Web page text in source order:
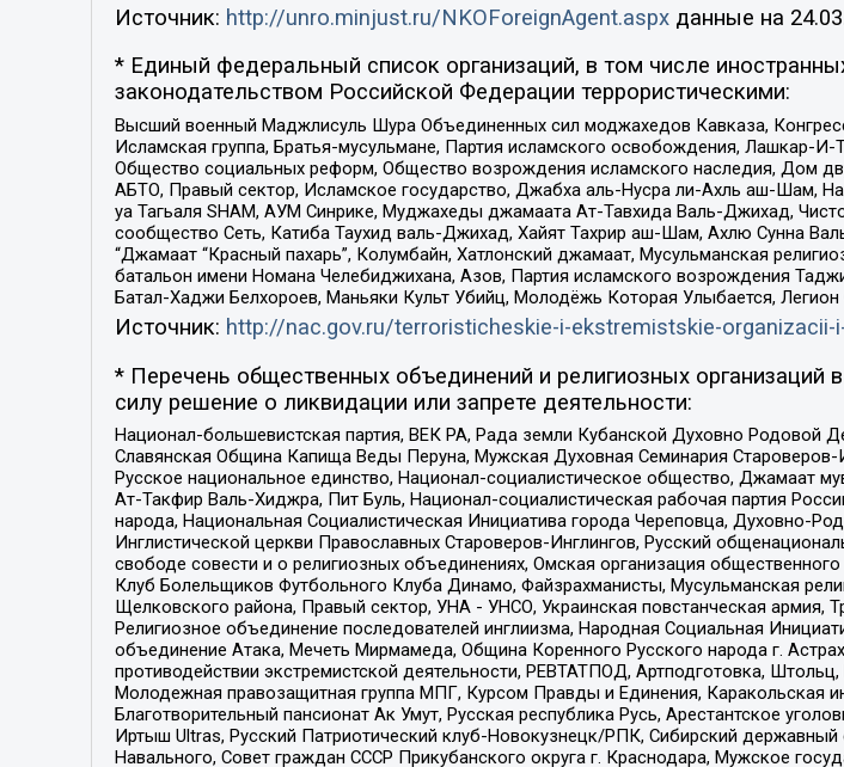
Источник: http://unro.minjust.ru/NKOForeignAgent.aspxданные на
* Единый федеральный список организаций, в том числе
законодательством Российской Федерации террористическими:
Высший военный Маджлисуль Шура Объединенных сил моджахедов Кавказа,
Исламская группа, Братья-мусульмане, Партия исламского освобождения, Лашкар-
Общество социальных реформ, Общество возрождения исламского наследия, Дом
АБТО, Правый сектор, Исламское государство, Джабха аль-Нусра ли-Ахль аш-Шам,
уа Тагьаля SHAM, АУМ Синрике, Муджахеды джамаата Ат-Тавхида Валь-Джихад,
сообщество Сеть, Катиба Таухид валь-Джихад, Хайят Тахрир аш-Шам, Ахлю Сунна
“Джамаат “Красный пахарь”, Колумбайн, Хатлонский джамаат, Мусульманская
батальон имени Номана Челебиджихана, Азов, Партия исламского возрождения
Батал-Хаджи Белхороев, Маньяки Культ Убийц, Молодёжь Которая Улыбается,
Источник: http://nac.gov.ru/terroristicheskie-i-ekstremistskie-organizacii-
* Перечень общественных объединений и религиозных
силу решение о ликвидации или запрете деятельности:
Национал-большевистская партия, ВЕК РА, Рада земли Кубанской Духовно Родовой
Славянская Община Капища Веды Перуна, Мужская Духовная Семинария
Русское национальное единство, Национал-социалистическое общество, Джамаат
Ат-Такфир Валь-Хиджра, Пит Буль, Национал-социалистическая рабочая партия
народа, Национальная Социалистическая Инициатива города Череповца, Духовно-
Инглистической церкви Православных Староверов-Инглингов, Русский
свободе совести и о религиозных объединениях, Омская организация
Клуб Болельщиков Футбольного Клуба Динамо, Файзрахманисты, Мусульманская
Щелковского района, Правый сектор, УНА - УНСО, Украинская повстанческая армия,
Религиозное объединение последователей инглиизма, Народная Социальная
объединение Атака, Мечеть Мирмамеда, Община Коренного Русского народа г.
противодействии экстремистской деятельности, РЕВТАТПОД, Артподготовка,
Молодежная правозащитная группа МПГ, Курсом Правды и Единения, Каракольская
Благотворительный пансионат Ак Умут, Русская республика Русь, Арестантское
Иртыш Ultras, Русский Патриотический клуб-Новокузнецк/РПК, Сибирский
Навального, Совет граждан СССР Прикубанского округа г. Краснодара, Мужское